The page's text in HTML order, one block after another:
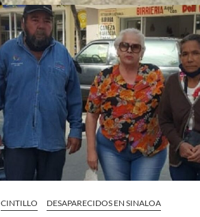
CINTILLO
DESAPARECIDOS EN SINALOA